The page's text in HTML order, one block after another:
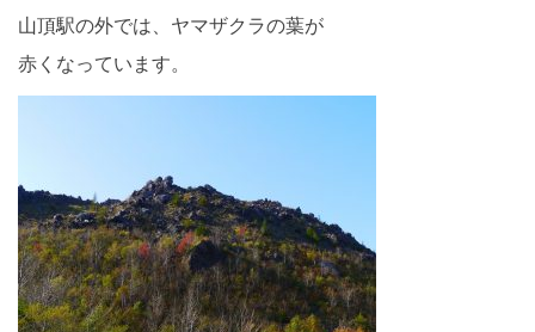
山頂駅の外では、ヤマザクラの葉が
赤くなっています。